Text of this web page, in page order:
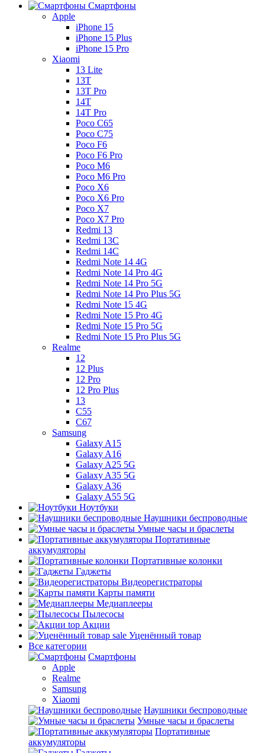
Смартфоны
Apple
iPhone 15
iPhone 15 Plus
iPhone 15 Pro
Xiaomi
13 Lite
13T
13T Pro
14T
14T Pro
Poco C65
Poco C75
Poco F6
Poco F6 Pro
Poco M6
Poco M6 Pro
Poco X6
Poco X6 Pro
Poco X7
Poco X7 Pro
Redmi 13
Redmi 13C
Redmi 14C
Redmi Note 14 4G
Redmi Note 14 Pro 4G
Redmi Note 14 Pro 5G
Redmi Note 14 Pro Plus 5G
Redmi Note 15 4G
Redmi Note 15 Pro 4G
Redmi Note 15 Pro 5G
Redmi Note 15 Pro Plus 5G
Realme
12
12 Plus
12 Pro
12 Pro Plus
13
C55
C67
Samsung
Galaxy A15
Galaxy A16
Galaxy A25 5G
Galaxy A35 5G
Galaxy A36
Galaxy A55 5G
Ноутбуки
Наушники беспроводные
Умные часы и браслеты
Портативные
аккумуляторы
Портативные колонки
Гаджеты
Видеорегистраторы
Карты памяти
Медиаплееры
Пылесосы
top Акции
sale Уценённый товар
Все категории
Смартфоны
Apple
Realme
Samsung
Xiaomi
Наушники беспроводные
Умные часы и браслеты
Портативные
аккумуляторы